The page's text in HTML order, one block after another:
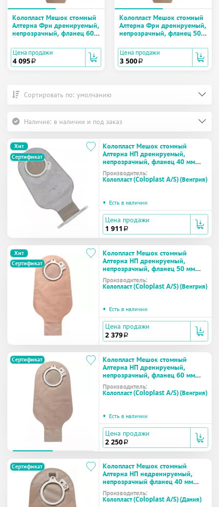
Колопласт Мешок стомный
Алтерна Фри дренируемый,
непрозрачный, фланец 60
Цена продажи
4 095 a
Колопласт Мешок стомный
Алтерна Фри дренируемый,
непрозрачный, фланец 50
Цена продажи
3 500 a
Сортировать по: умолчанию
Наличие: в наличии и под заказ
Хит
Сертификат
Колопласт Мешок стомный
Алтерна НП дренируемый,
непрозрачный, фланец 40 мм
(17620) №30
Производитель:
Колопласт (Coloplast A/S) (Венгрия)
• Есть в наличии
Цена продажи
1 911 a
Хит
Сертификат
Колопласт Мешок стомный
Алтерна НП дренируемый,
непрозрачный, фланец 50 мм
(17621) №30
Производитель:
Колопласт (Coloplast A/S) (Венгрия)
• Есть в наличии
Цена продажи
2 379 a
Сертификат
Колопласт Мешок стомный
Алтерна НП дренируемый,
непрозрачный, фланец 60 мм
(17622) №30
Производитель:
Колопласт (Coloplast A/S) (Венгрия)
• Есть в наличии
Цена продажи
2 250 a
Сертификат
Колопласт Мешок стомный
Алтерна НП недренируемый,
непрозрачный фланец 40 мм
(17600) №30
Производитель:
Колопласт (Coloplast A/S) (Дания)